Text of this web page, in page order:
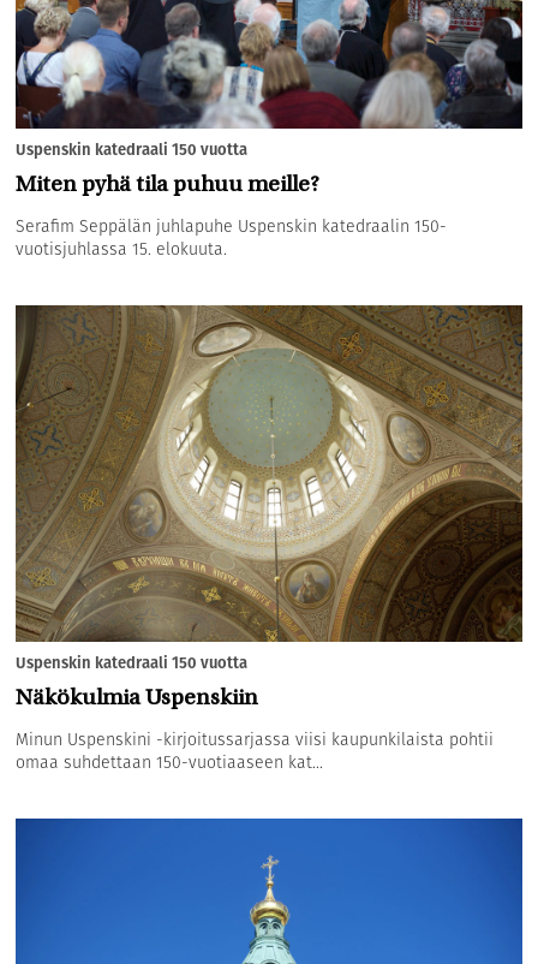
Uspenskin katedraali 150 vuotta
Miten pyhä tila puhuu meille?
Serafim Seppälän juhlapuhe Uspenskin katedraalin 150-
vuotisjuhlassa 15. elokuuta.
Uspenskin katedraali 150 vuotta
Näkökulmia Uspenskiin
Minun Uspenskini -kirjoitussarjassa viisi kaupunkilaista pohtii
omaa suhdettaan 150-vuotiaaseen kat...